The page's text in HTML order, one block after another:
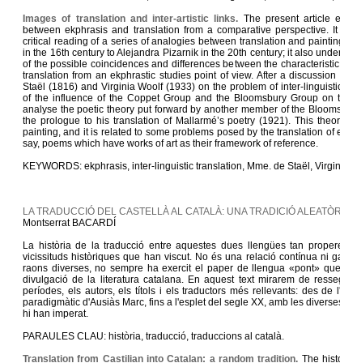
Images of translation and inter-artistic links. The present article
between ekphrasis and translation from a comparative perspective.
critical reading of a series of analogies between translation and
in the 16th century to Alejandra Pizarnik in the 20th century; it also
of the possible coincidences and differences between the
translation from an ekphrastic studies point of view. After a
Staël (1816) and Virginia Woolf (1933) on the problem of inter-
of the influence of the Coppet Group and the Bloomsbury Group on
analyse the poetic theory put forward by another member of the
the prologue to his translation of Mallarmé’s poetry (1921). This
painting, and it is related to some problems posed by the translation of
say, poems which have works of art as their framework of reference.
KEYWORDS: ekphrasis, inter-linguistic translation, Mme. de Staël,
LA TRADUCCIÓ DEL CASTELLÀ AL CATALÀ: UNA TRADICIÓ
Montserrat BACARDÍ
La història de la traducció entre aquestes dues llengües tan
vicissituds històriques que han viscut. No és una relació contínua ni
raons diverses, no sempre ha exercit el paper de llengua «pont»
divulgació de la literatura catalana. En aquest text mirarem de
períodes, els autors, els títols i els traductors més rellevants: des de
paradigmàtic d'Ausiàs Marc, fins a l'esplet del segle XX, amb les
hi han imperat.
PARAULES CLAU: història, traducció, traduccions al català.
Translation from Castilian into Catalan: a random tradition. The